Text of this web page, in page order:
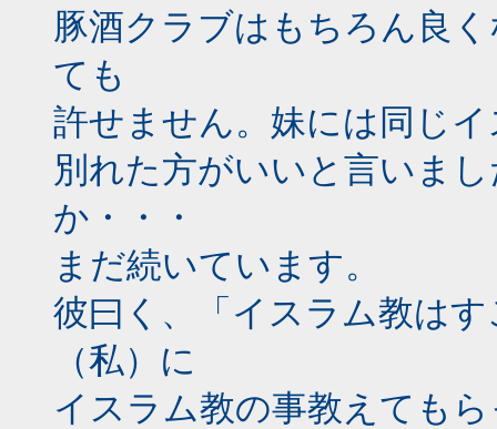
豚酒クラブはもちろん良
ても
許せません。妹には同じ
別れた方がいいと言いま
か・・・
まだ続いています。
彼曰く、「イスラム教は
（私）に
イスラム教の事教えても